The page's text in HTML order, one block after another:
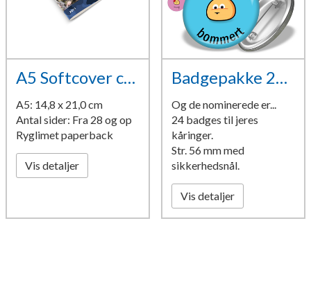
A5 Softcover camouflage
A5: 14,8 x 21,0 cm
Antal sider: Fra 28 og op
Ryglimet paperback
Vis detaljer
Badgepakke 24 stk.
Og de nominerede er...
24 badges til jeres
kåringer.
Str. 56 mm med
sikkerhedsnål.
Vis detaljer